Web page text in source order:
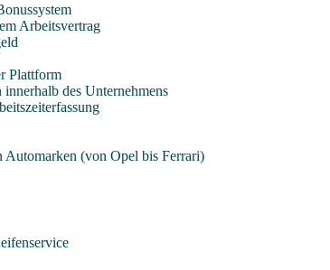
Arbeitsvertrag
Plattform
des Unternehmens
Automarken (von Opel bis Ferrari)